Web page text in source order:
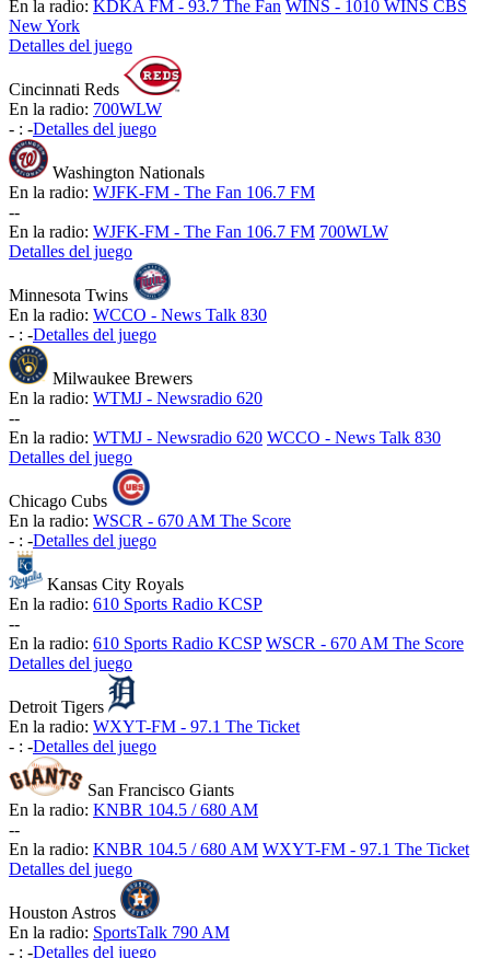
En la radio: KDKA FM - 93.7 The Fan WINS - 1010 WINS CBS
New York
Detalles del juego
Cincinnati Reds
En la radio: 700WLW
- : -Detalles del juego
Washington Nationals
En la radio: WJFK-FM - The Fan 106.7 FM
--
En la radio: WJFK-FM - The Fan 106.7 FM 700WLW
Detalles del juego
Minnesota Twins
En la radio: WCCO - News Talk 830
- : -Detalles del juego
Milwaukee Brewers
En la radio: WTMJ - Newsradio 620
--
En la radio: WTMJ - Newsradio 620 WCCO - News Talk 830
Detalles del juego
Chicago Cubs
En la radio: WSCR - 670 AM The Score
- : -Detalles del juego
Kansas City Royals
En la radio: 610 Sports Radio KCSP
--
En la radio: 610 Sports Radio KCSP WSCR - 670 AM The Score
Detalles del juego
Detroit Tigers
En la radio: WXYT-FM - 97.1 The Ticket
- : -Detalles del juego
San Francisco Giants
En la radio: KNBR 104.5 / 680 AM
--
En la radio: KNBR 104.5 / 680 AM WXYT-FM - 97.1 The Ticket
Detalles del juego
Houston Astros
En la radio: SportsTalk 790 AM
- : -Detalles del juego